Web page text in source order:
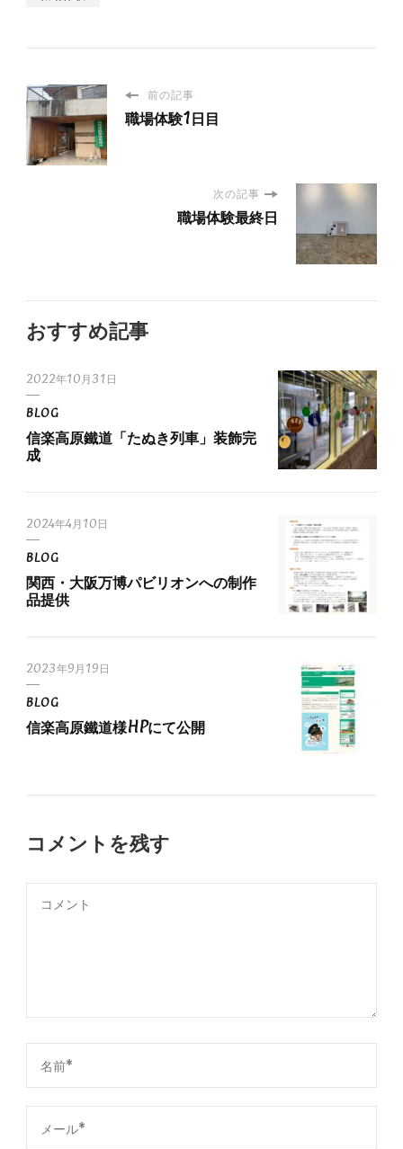
前の記事
職場体験1日目
次の記事
職場体験最終日
おすすめ記事
2022年10月31日
BLOG
信楽高原鐵道「たぬき列車」装飾完
成
2024年4月10日
BLOG
関西・大阪万博パビリオンへの制作
品提供
2023年9月19日
BLOG
信楽高原鐵道様HPにて公開
コメントを残す